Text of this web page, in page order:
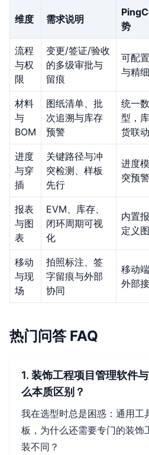
维度 需求说明
势
流程
与权
限
变更/签证/验收
的多级审批与
留痕
可配
与精
材料
与
BOM
图纸清单、批
次追溯与库存
预警
统一
型，
货联动
进度
与穿
插
关键路径与冲
突检测、样板
先行
进度
突预
报表
与图
表
EVM、库存、
闭环周期可视
化
内置
定义
移动
与现
场
拍照标注、签
字留痕与外部
协同
移动
外部
热门问答 FAQ
1. 装饰工程项目管理软件
么本质区别？
我在选型时总是困惑：通用工
板，为什么还需要专门的装饰
装不同？